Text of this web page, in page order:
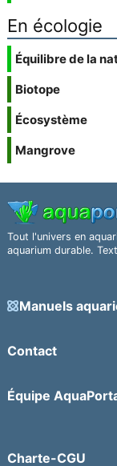
En écologie
Équilibre de la
Biotope
Écosystème
Mangrove
Tout l'univers en
aquarium durable.
Manuels
Contact
Équipe
Charte-CGU